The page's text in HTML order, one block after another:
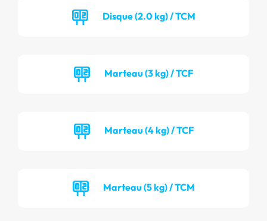
Disque (2.0 kg) / TCM
Marteau (3 kg) / TCF
Marteau (4 kg) / TCF
Marteau (5 kg) / TCM